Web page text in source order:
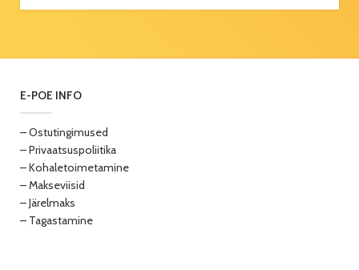
E-POE INFO
– Ostutingimused
– Privaatsuspoliitika
– Kohaletoimetamine
– Makseviisid
– Järelmaks
– Tagastamine